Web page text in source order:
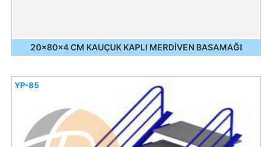
20x80x4 CM KAUÇUK KAPLI MERDİVEN BASAMAĞI
YP-85